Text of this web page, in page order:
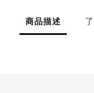
商品描述